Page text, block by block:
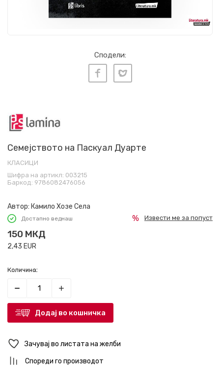
Сподели:
Семејството на Паскуал Дуарте
КЛАСИЦИ
Шифра на артикл: 003215
Баркод: 9786082476056
Автор: Камило Хозе Села
Достапно веднаш
150 МКД
2,43 EUR
Извести ме за попуст
Количина:
Додај во кошничка
Зачувај во листата на желби
Спореди го производот